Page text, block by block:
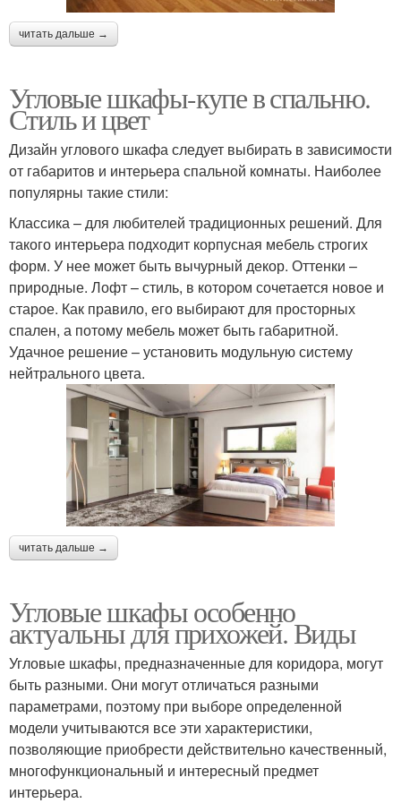
читать дальше →
Угловые шкафы-купе в спальню.
Стиль и цвет
Дизайн углового шкафа следует выбирать в зависимости
от габаритов и интерьера спальной комнаты. Наиболее
популярны такие стили:
Классика – для любителей традиционных решений. Для
такого интерьера подходит корпусная мебель строгих
форм. У нее может быть вычурный декор. Оттенки –
природные. Лофт – стиль, в котором сочетается новое и
старое. Как правило, его выбирают для просторных
спален, а потому мебель может быть габаритной.
Удачное решение – установить модульную систему
нейтрального цвета.
читать дальше →
Угловые шкафы особенно
актуальны для прихожей. Виды
Угловые шкафы, предназначенные для коридора, могут
быть разными. Они могут отличаться разными
параметрами, поэтому при выборе определенной
модели учитываются все эти характеристики,
позволяющие приобрести действительно качественный,
многофункциональный и интересный предмет
интерьера.